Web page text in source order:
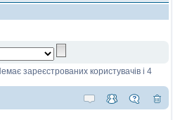
зареєстрованих користувачів і 4